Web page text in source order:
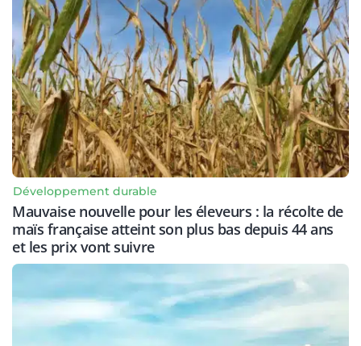
Développement durable
Mauvaise nouvelle pour les éleveurs : la récolte de
maïs française atteint son plus bas depuis 44 ans
et les prix vont suivre